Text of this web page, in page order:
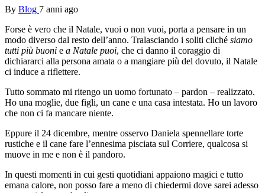
By Blog 7 anni ago
Forse è vero che il Natale, vuoi o non vuoi, porta a pensare in un
modo diverso dal resto dell’anno. Tralasciando i soliti cliché siamo
tutti più buoni e a Natale puoi, che ci danno il coraggio di
dichiararci alla persona amata o a mangiare più del dovuto, il Natale
ci induce a riflettere.
Tutto sommato mi ritengo un uomo fortunato – pardon – realizzato.
Ho una moglie, due figli, un cane e una casa intestata. Ho un lavoro
che non ci fa mancare niente.
Eppure il 24 dicembre, mentre osservo Daniela spennellare torte
rustiche e il cane fare l’ennesima pisciata sul Corriere, qualcosa si
muove in me e non è il pandoro.
In questi momenti in cui gesti quotidiani appaiono magici e tutto
emana calore, non posso fare a meno di chiedermi dove sarei adesso